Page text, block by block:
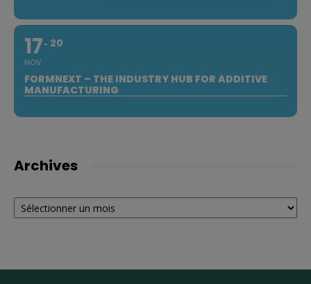
17
NOV
20
FORMNEXT – THE INDUSTRY HUB FOR ADDITIVE
MANUFACTURING
Archives
Archives